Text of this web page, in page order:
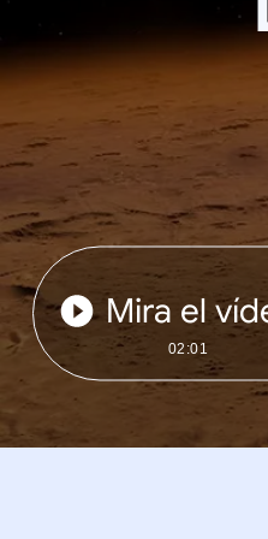
Mira el
02:01